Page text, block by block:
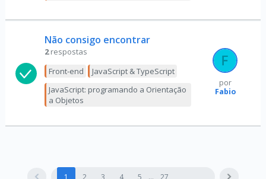
Não consigo encontrar
2 respostas
Front-end
JavaScript & TypeScript
JavaScript: programando a Orientação
a Objetos
por
Fabio
1 2 3 4 5 27